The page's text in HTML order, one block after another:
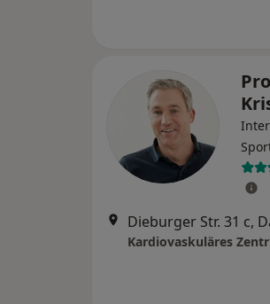
Dieburger Str. 31 c,
Kardiovaskuläres